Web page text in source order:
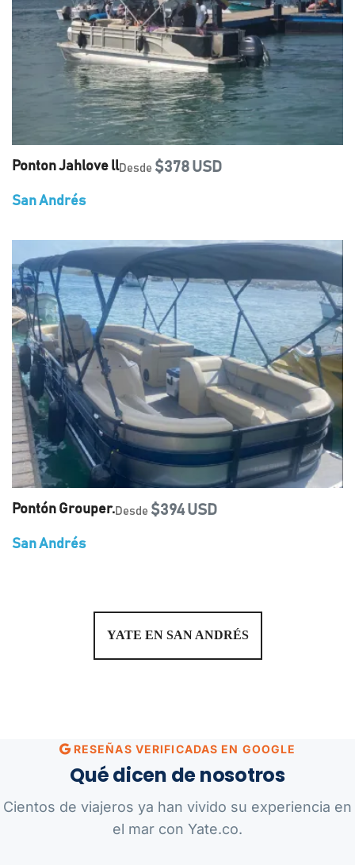
Ponton Jahlove llDesde $378 USD
San Andrés
Pontón Grouper.Desde $394 USD
San Andrés
YATE EN SAN ANDRÉS
RESEÑAS VERIFICADAS EN GOOGLE
Qué dicen de nosotros
Cientos de viajeros ya han vivido su experiencia en
el mar con Yate.co.